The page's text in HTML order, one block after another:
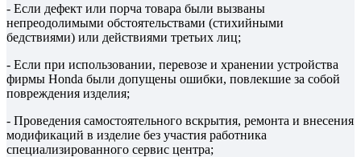
- Если дефект или порча товара были вызваны
непреодолимыми обстоятельствами (стихийными
бедствиями) или действиями третьих лиц;
- Если при использовании, перевозе и хранении устройства
фирмы Honda были допущены ошибки, повлекшие за собой
повреждения изделия;
- Проведения самостоятельного вскрытия, ремонта и внесения
модификаций в изделие без участия работника
специализированного сервис центра;